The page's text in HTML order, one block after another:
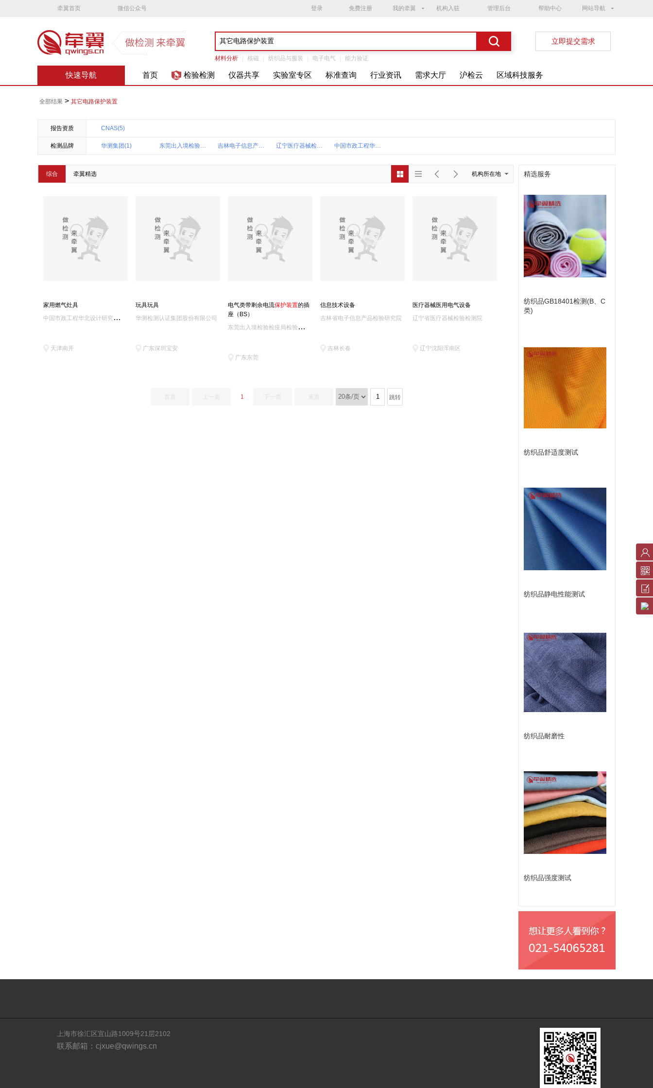
牵翼首页 微信公众号 登录 免费注册 我的牵翼 机构入驻 管理后台 帮助中心 网站导航
材料分析 核磁 纺织品与服装 电子电气 能力验证
立即提交需求
户
快速导航 首页 检验检测 仪器共享 实验室专区 标准查询 行业资讯 需求大厅 沪检云 区域科技服务
全部结果 > 其它电路保护装置
报告资质 CNAS(5)
检测品牌 华测集团(1) 东莞出入境检验检疫综合技术中心(1) 吉林电子信息产品检验研究院(1) 辽宁医疗器械检验检测院(1) 中国市政工程华北设计研究总院城市燃气热力研究院(1)
综合 牵翼精选 机构所在地
家用燃气灶具
中
国市政工程华北设计研究总院有限公司城市燃气热力研究院
天津南开
玩具玩具
华测检测认证集团股份有限公司
广东深圳宝安
电气类带剩余电流保护装置的插
座（BS）
东
莞出入境检验检疫局检验检疫综合技术中心
广东东莞
信息技术设备
吉林省电子信息产品检验研究院
吉林长春
医疗器械医用电气设备
辽宁省医疗器械检验检测院
辽宁沈阳浑南区
首页 1 跳转
精选服务
纺织品GB18401检测(B、C
类)
纺织品舒适度测试
纺织品静电性能测试
纺织品耐磨性
纺织品强度测试
上海市徐汇区宜山路1009号21层2102
联系邮箱：cjxue@qwings.cn